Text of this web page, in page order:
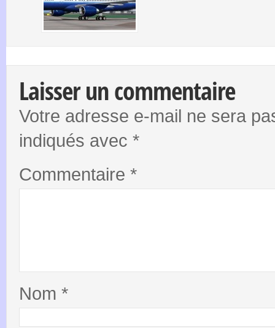
Laisser un commentaire
Votre adresse e-mail ne sera
indiqués avec *
Commentaire *
Nom *